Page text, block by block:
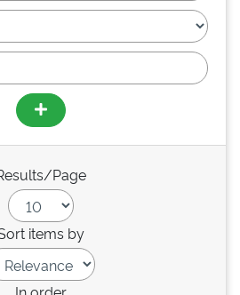
Page
items by